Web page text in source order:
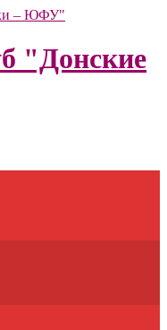
"Донские